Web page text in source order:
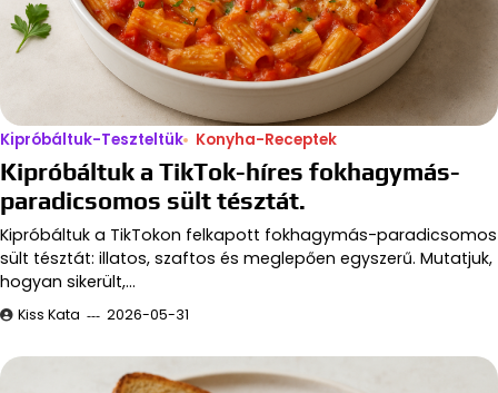
Kipróbáltuk-Teszteltük Konyha-Receptek
Kipróbáltuk a TikTok-híres fokhagymás-
paradicsomos sült tésztát.
Kipróbáltuk a TikTokon felkapott fokhagymás-paradicsomos
sült tésztát: illatos, szaftos és meglepően egyszerű. Mutatjuk,
hogyan sikerült,…
Kiss Kata 2026-05-31